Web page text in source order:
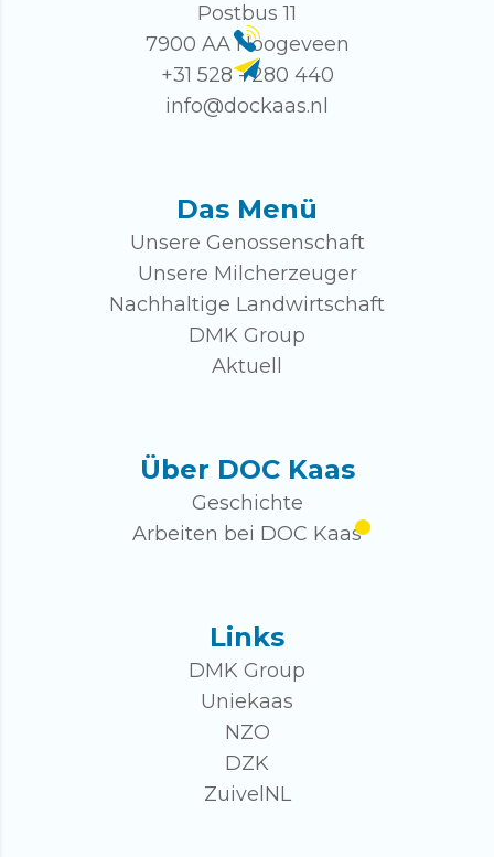
Postbus 11
7900 AA Hoogeveen
+31 528 - 280 440
info@dockaas.nl
Das Menü
Unsere Genossenschaft
Unsere Milcherzeuger
Nachhaltige Landwirtschaft
DMK Group
Aktuell
Über DOC Kaas
Geschichte
Arbeiten bei DOC Kaas
Links
DMK Group
Uniekaas
NZO
DZK
ZuivelNL